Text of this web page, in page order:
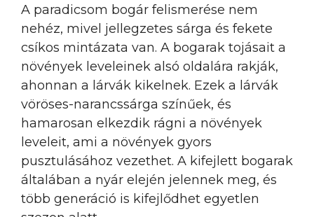
A paradicsom bogár felismerése nem
nehéz, mivel jellegzetes sárga és fekete
csíkos mintázata van. A bogarak tojásait a
növények leveleinek alsó oldalára rakják,
ahonnan a lárvák kikelnek. Ezek a lárvák
vöröses-narancssárga színűek, és
hamarosan elkezdik rágni a növények
leveleit, ami a növények gyors
pusztulásához vezethet. A kifejlett bogarak
általában a nyár elején jelennek meg, és
több generáció is kifejlődhet egyetlen